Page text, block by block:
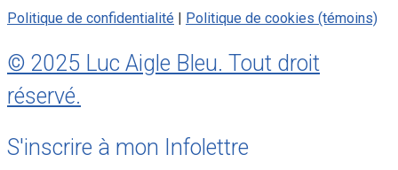
Politique de confidentialité | Politique de cookies (témoins)
© 2025 Luc Aigle Bleu. Tout droit
réservé.
S'inscrire à mon Infolettre